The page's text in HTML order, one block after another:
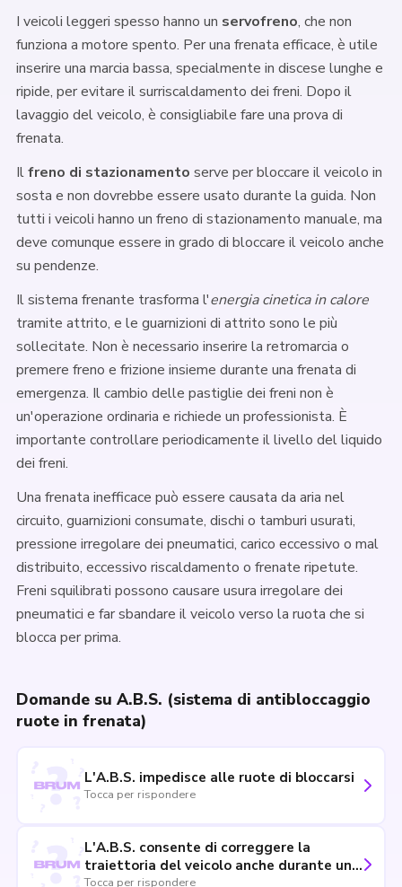
I veicoli leggeri spesso hanno un servofreno, che non
funziona a motore spento. Per una frenata efficace, è utile
inserire una marcia bassa, specialmente in discese lunghe e
ripide, per evitare il surriscaldamento dei freni. Dopo il
lavaggio del veicolo, è consigliabile fare una prova di
frenata.
Ilfreno di stazionamento serve per bloccare il veicolo in
sosta e non dovrebbe essere usato durante la guida. Non
tutti i veicoli hanno un freno di stazionamento manuale, ma
deve comunque essere in grado di bloccare il veicolo anche
su pendenze.
Il sistema frenante trasforma l'energia cinetica in calore
tramite attrito, e le guarnizioni di attrito sono le più
sollecitate. Non è necessario inserire la retromarcia o
premere freno e frizione insieme durante una frenata di
emergenza. Il cambio delle pastiglie dei freni non è
un'operazione ordinaria e richiede un professionista. È
importante controllare periodicamente il livello del liquido
dei freni.
Una frenata inefficace può essere causata da aria nel
circuito, guarnizioni consumate, dischi o tamburi usurati,
pressione irregolare dei pneumatici, carico eccessivo o mal
distribuito, eccessivo riscaldamento o frenate ripetute.
Freni squilibrati possono causare usura irregolare dei
pneumatici e far sbandare il veicolo verso la ruota che si
blocca per prima.
Domande su A.B.S. (sistema di antibloccaggio
ruote in frenata)
L'A.B.S. impedisce alle ruote di bloccarsi
Tocca per rispondere
L'A.B.S. consente di correggere la
traiettoria del veicolo anche durante una
frenata di emergenza
Tocca per rispondere